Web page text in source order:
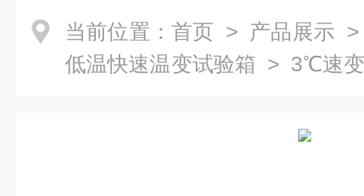
当前位置： 首页 > 产品展示
低温快速温变试验箱 > 3℃速变